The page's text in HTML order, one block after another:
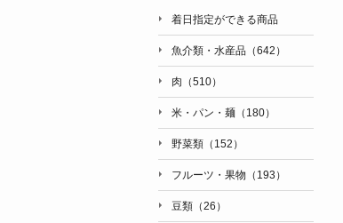
着日指定ができる商品
魚介類・水産品（642）
肉（510）
米・パン・麺（180）
野菜類（152）
フルーツ・果物（193）
豆類（26）